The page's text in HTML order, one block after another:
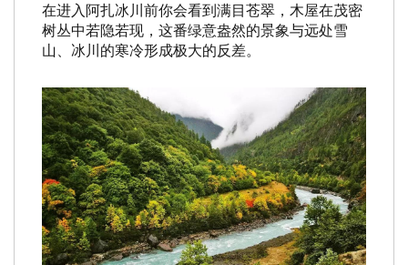
在进入阿扎冰川前你会看到满目苍翠，木屋在茂密
树丛中若隐若现，这番绿意盎然的景象与远处雪
山、冰川的寒冷形成极大的反差。